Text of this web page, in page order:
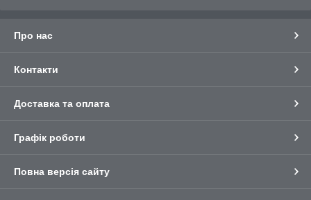
Про нас
Контакти
Доставка та оплата
Графік роботи
Повна версія сайту